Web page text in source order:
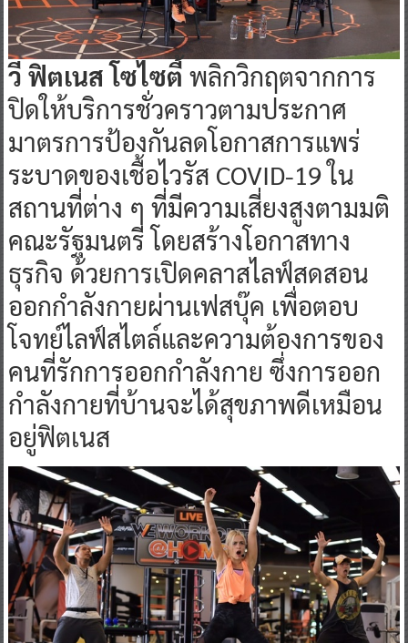
วี ฟิตเนส โซไซตี้ พลิกวิกฤตจากการ
ปิดให้บริการชั่วคราวตามประกาศ
มาตรการป้องกันลดโอกาสการแพร่
ระบาดของเชื้อไวรัส COVID-19 ใน
สถานที่ต่าง ๆ ที่มีความเสี่ยงสูงตามมติ
คณะรัฐมนตรี โดยสร้างโอกาสทาง
ธุรกิจ ด้วยการเปิดคลาสไลฟ์สดสอน
ออกกำลังกายผ่านเฟสบุ๊ค เพื่อตอบ
โจทย์ไลฟ์สไตล์และความต้องการของ
คนที่รักการออกกำลังกาย ซึ่งการออก
กำลังกายที่บ้านจะได้สุขภาพดีเหมือน
อยู่ฟิตเนส